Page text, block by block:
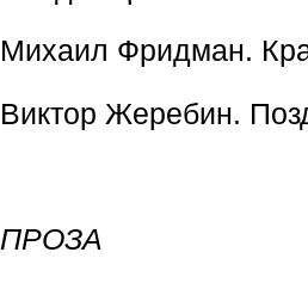
Михаил Фридман.
Виктор Жеребин.
ПРОЗА